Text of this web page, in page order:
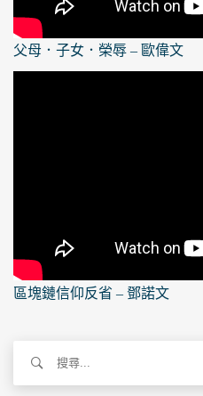
父母．子女．榮辱 – 歐偉文
區塊鏈信仰反省 – 鄧諾文
關